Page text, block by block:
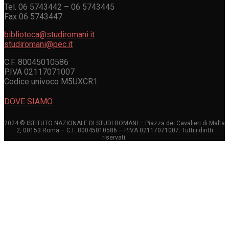
Tel. 06 5743442 – 06 5743445
Fax 06 5743447
biblioteca@studiromani.it
studiromani@pec.it
C.F. 80045010586
P.IVA 02117071007
Codice univoco M5UXCR1
DOVE SIAMO
2024 © ISTITUTO NAZIONALE DI STUDI ROMANI – Piazza dei Cavalieri di Malta
2, 00153 Roma – C.F. 80045010586 – P.IVA 02117071007. Tutti i diritti
riservati.